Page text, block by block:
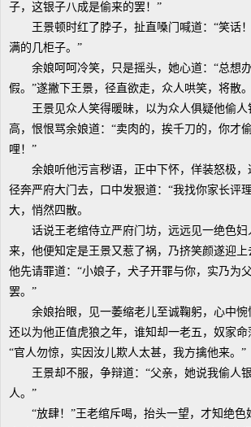
子，这银子八成是偷来的罢！”
王景顿时红了脖子，扯直嗓门喊道：“笑话
满的几柜子。”
余娘呵呵冷笑，只是摇头，她心道：“总想
假。”遂撇下王景，径直欲走，众人哄笑，将散。
王景见众人笑得暖昧，以为众人俱疑他偷人
高，恨恨骂余娘道：“卖肉的，挨千刀的，你才
哩！”
余娘听他污言秽语，正中下怀，佯装怒极，
径奔严府大门去，口中发狠道：“我找你家长评
大，悄然四散。
话说王老绾侍立严府门坊，远远见一绝色妇
来，他便知定是王景又惹了祸，乃挤笑颜遂迎上
他先请罪道：“小娘子，犬子开罪与你，实乃为
罢。”
余娘抬眼，见一萎缩老儿至诚鞠躬，心中惋
还以为他正值虎狼之年，谁知却一老五，奴家命
“官人勿惊，实因汝儿欺人太甚，我方擒他来。”
王景却不服，争辩道：“父亲，她说我偷人
人。”
“放肆！”王老绾斥喝，抬头一望，才知绝色